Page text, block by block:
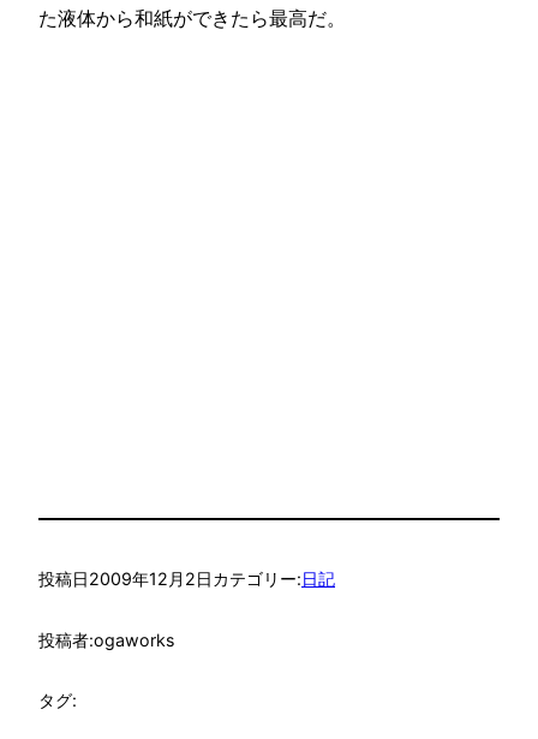
た液体から和紙ができたら最高だ。
投稿日2009年12月2日カテゴリー:日記
投稿者:ogaworks
タグ: